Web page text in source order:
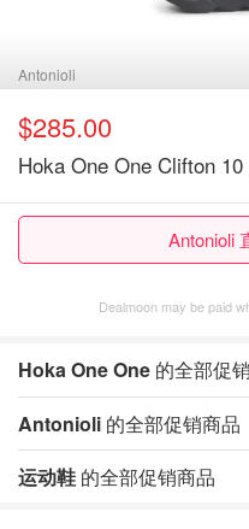
Antonioli
$285.00
Hoka One One Clifton
Antonioli
Dealmoon may be paid
Hoka One One 的全部促
Antonioli 的全部促销商品
运动鞋 的全部促销商品